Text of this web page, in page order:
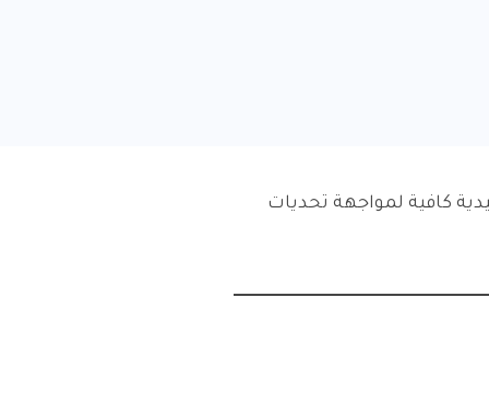
كافية لمواجهة تحديات